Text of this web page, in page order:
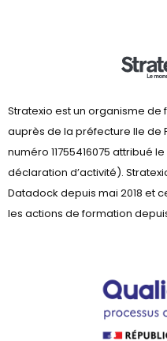
Stratexio est un organisme
auprès de la préfecture lle de
numéro 11755416075 attribué le
déclaration d’activité).
Datadock depuis mai 2018 et
les actions de formation